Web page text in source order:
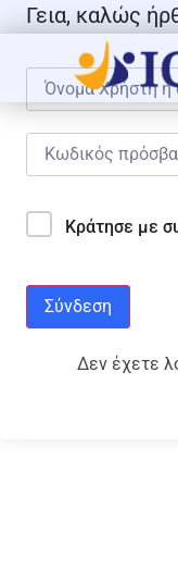
Γεια, καλώς
Κράτησε με
Σύνδεση
Δεν έχετε